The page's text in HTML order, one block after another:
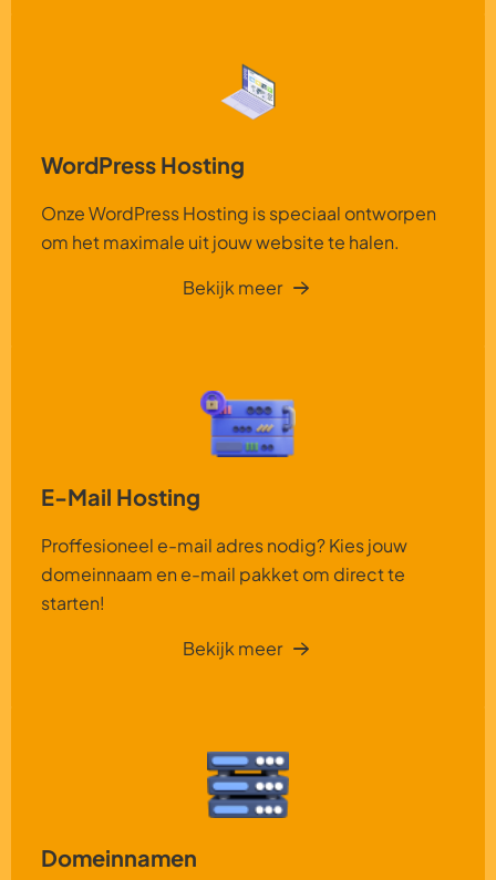
WordPress Hosting
Onze WordPress Hosting is speciaal ontworpen
om het maximale uit jouw website te halen.
Bekijk meer
E-Mail Hosting
Proffesioneel e-mail adres nodig? Kies jouw
domeinnaam en e-mail pakket om direct te
starten!
Bekijk meer
Domeinnamen